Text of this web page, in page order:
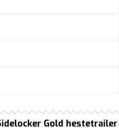
Gold hestetrailer